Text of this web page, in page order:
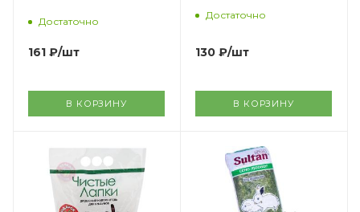
Достаточно
161 ₽/шт
В КОРЗИНУ
Достаточно
130 ₽/шт
В КОРЗИНУ